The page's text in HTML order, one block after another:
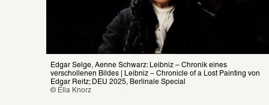
Edgar Selge, Aenne Schwarz: Leibniz – Chronik eines
verschollenen Bildes | Leibniz – Chronicle of a Lost Painting von
Edgar Reitz; DEU 2025, Berlinale Special
© Ella Knorz